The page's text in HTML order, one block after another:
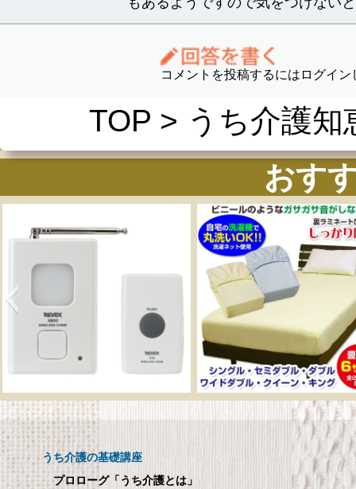
コメントを投稿するにはログイン
TOP > うち介護知
おす
イムセット
ムセット X810
メーカー直販 ベッド用ボ
ックスシーツ 防水シー
用防水シーツ】シングル
100×200×30cm クリーム
介助
ック
介助用食
ープ
うち介護の基礎講座
プロローグ「うち介護とは」